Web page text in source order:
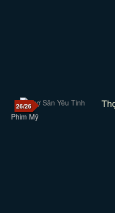
26/26
Phim Mỹ